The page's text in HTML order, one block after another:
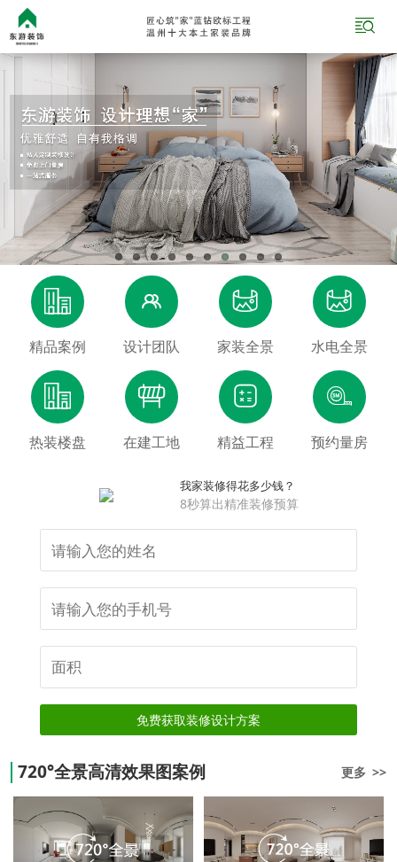


精品案例

设计团队

家装全景

水电全景

热装楼盘

在建工地

精益工程

预约量房
我家装修得花多少钱？
8秒算出精准装修预算
免费获取装修设计方案
720°全景高清效果图案例 更多 >>